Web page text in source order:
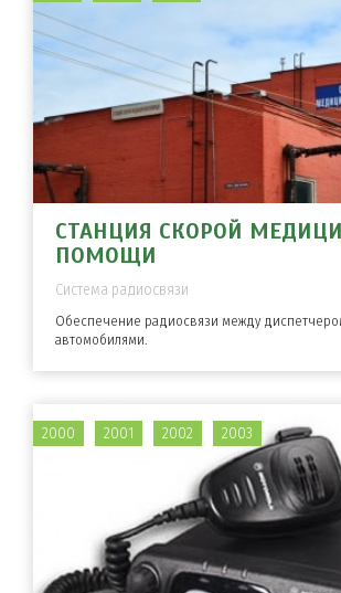
СТАНЦИЯ СКОРОЙ
ПОМОЩИ
Система радиосвязи
Обеспечение радиосвязи между
автомобилями.
2000 2001 2002 2003